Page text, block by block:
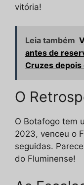
vitória!
Leia também
antes de
Cruzes
O
O Botafogo tem
2023, venceu o
seguidas.
do Fluminense!